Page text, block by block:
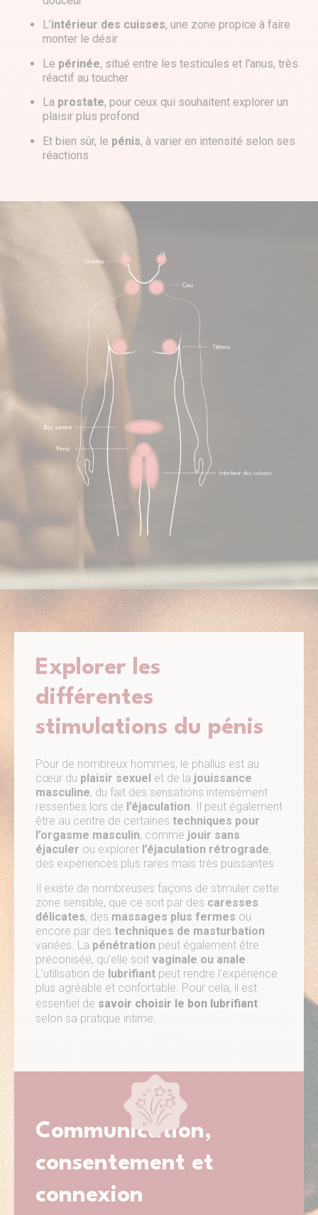
L’intérieur des cuisses, une zone propice à faire
monter le désir
Le périnée, situé entre les testicules et l’anus, très
réactif au toucher
La prostate, pour ceux qui souhaitent explorer un
plaisir plus profond
Et bien sûr, le pénis, à varier en intensité selon ses
réactions
Explorer les
différentes
stimulations du pénis
Pour de nombreux hommes, le phallus est au
cœur du plaisir sexuel et de la jouissance
masculine, du fait des sensations intensément
ressenties lors de l’éjaculation. Il peut également
être au centre de certaines techniques pour
l’orgasme masculin, comme jouir sans
éjaculer ou explorer l’éjaculation rétrograde,
des expériences plus rares mais très puissantes.
Il existe de nombreuses façons de stimuler cette
zone sensible, que ce soit par des caresses
délicates, des massages plus fermes ou
encore par des techniques de masturbation
variées. La pénétration peut également être
préconisée, qu’elle soit vaginale ou anale
L’utilisation de lubrifiant peut rendre l’expérience
plus agréable et confortable. Pour cela, il est
essentiel de savoir choisir le bon lubrifiant
selon sa pratique intime.
Communication,
consentement et
connexion